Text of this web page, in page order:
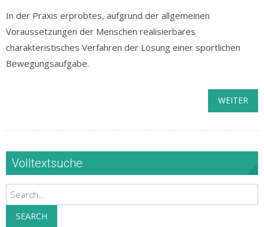
In der Praxis erprobtes, aufgrund der allgemeinen
Voraussetzungen der Menschen realisierbares
charakteristisches Verfahren der Lösung einer sportlichen
Bewegungsaufgabe.
WEITER
Volltextsuche
Search
SEARCH